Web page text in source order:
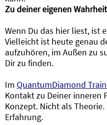
Zu deiner eigenen
Wenn Du das hier liest, ist
Vielleicht ist heute genau
aufzuhören, im Außen zu
Dir zu finden.
Im QuantumDiamond
Kontakt zu Deiner inneren
Konzept. Nicht als
Erfahrung.